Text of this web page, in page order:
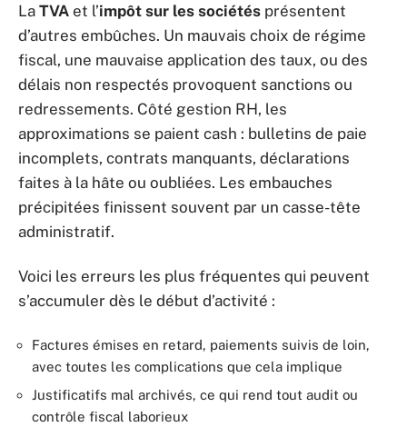
La TVA et l’impôt sur les sociétés présentent
d’autres embûches. Un mauvais choix de régime
fiscal, une mauvaise application des taux, ou des
délais non respectés provoquent sanctions ou
redressements. Côté gestion RH, les
approximations se paient cash : bulletins de paie
incomplets, contrats manquants, déclarations
faites à la hâte ou oubliées. Les embauches
précipitées finissent souvent par un casse-tête
administratif.
Voici les erreurs les plus fréquentes qui peuvent
s’accumuler dès le début d’activité :
Factures émises en retard, paiements suivis de loin,
avec toutes les complications que cela implique
Justificatifs mal archivés, ce qui rend tout audit ou
contrôle fiscal laborieux